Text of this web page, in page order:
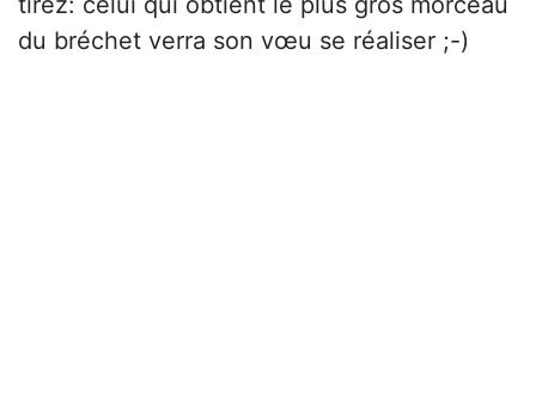
du bréchet verra son vœu se réaliser ;-)